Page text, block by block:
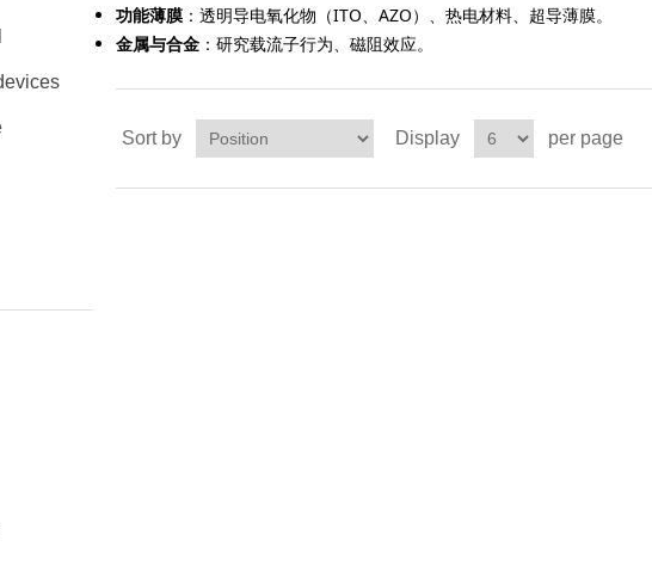
功能薄膜：透明导电氧化物（ITO、AZO）、热电材料、超导薄膜。
金属与合金：研究载流子行为、磁阻效应。
Sort by Display per page